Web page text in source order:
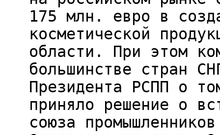
175 млн. евро в
косметической
области. При этом
большинстве стран
Президента РСПП о
приняло решение о
союза